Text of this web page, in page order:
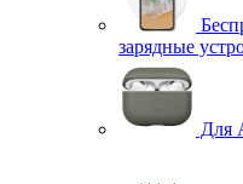
зарядные
Для